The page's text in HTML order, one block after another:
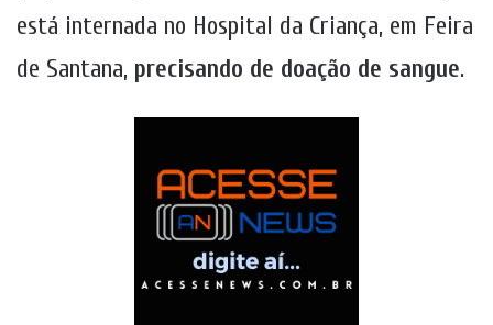
está internada no Hospital da Criança, em Feira
de Santana, precisando de doação de sangue.